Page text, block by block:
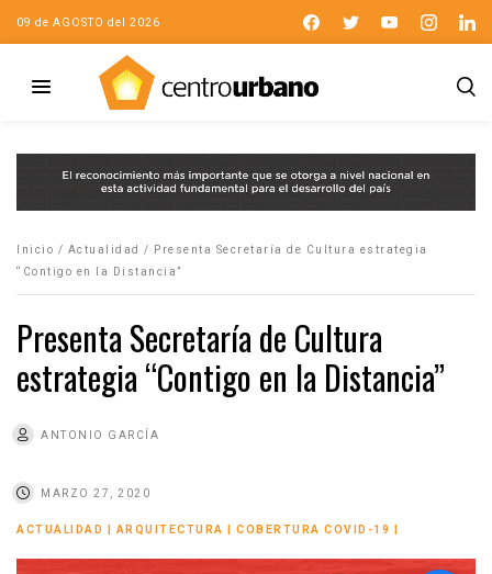
09 de AGOSTO del 2026
Inicio / Actualidad /
Presenta Secretaría de Cultura estrategia
“Contigo en la Distancia”
Presenta Secretaría de Cultura
estrategia “Contigo en la Distancia”
ANTONIO GARCÍA
MARZO 27, 2020
ACTUALIDAD ARQUITECTURA COBERTURA COVID-19